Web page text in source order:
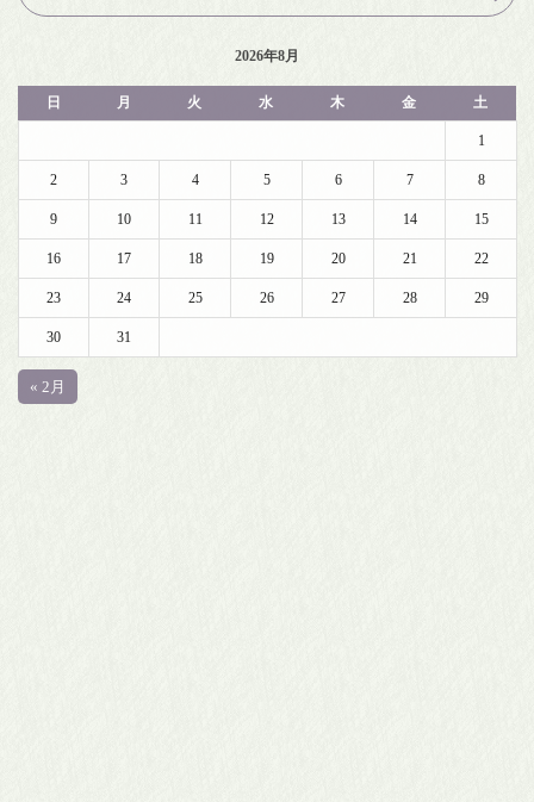
2026年8月
日 月 火 水 木 金 土
1
2 3 4 5 6 7 8
9 10 11 12 13 14 15
16 17 18 19 20 21 22
23 24 25 26 27 28 29
30 31
« 2月